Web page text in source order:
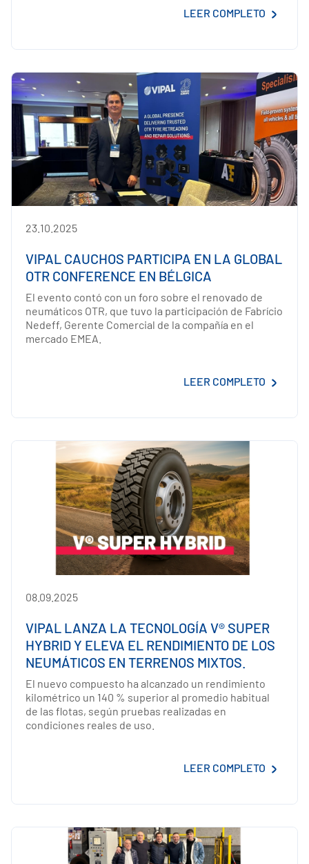
LEER COMPLETO
23.10.2025
VIPAL CAUCHOS PARTICIPA EN LA GLOBAL
OTR CONFERENCE EN BÉLGICA
El evento contó con un foro sobre el renovado de
neumáticos OTR, que tuvo la participación de Fabrício
Nedeff, Gerente Comercial de la compañía en el
mercado EMEA.
LEER COMPLETO
08.09.2025
VIPAL LANZA LA TECNOLOGÍA V® SUPER
HYBRID Y ELEVA EL RENDIMIENTO DE LOS
NEUMÁTICOS EN TERRENOS MIXTOS.
El nuevo compuesto ha alcanzado un rendimiento
kilométrico un 140 % superior al promedio habitual
de las flotas, según pruebas realizadas en
condiciones reales de uso.
LEER COMPLETO